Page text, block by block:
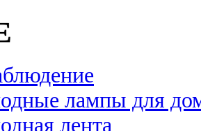
лампы для
лента